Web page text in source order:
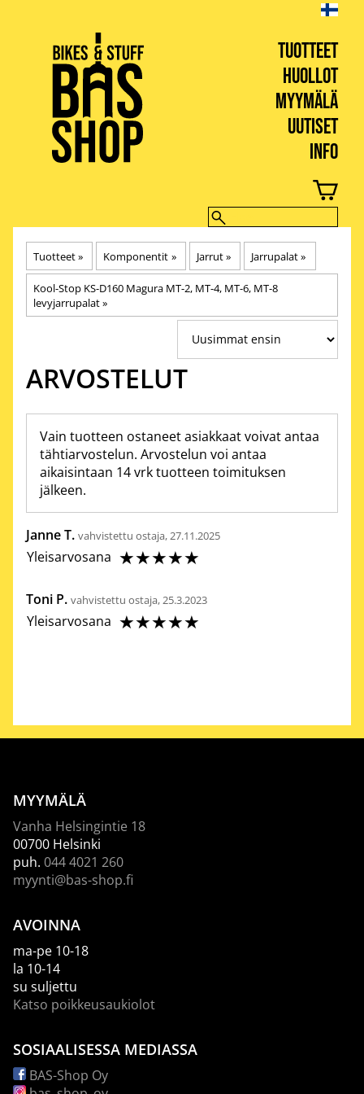
TUOTTEET
HUOLLOT
MYYMÄLÄ
UUTISET
INFO
BIKES & STUFF
Tuotteet‪» Komponentit ‪» Jarrut‪» Jarrupalat‪»
Kool-Stop KS-D160 Magura MT-2, MT-4, MT-6, MT-8
levyjarrupalat‪»
ARVOSTELUT
Vain tuotteen ostaneet asiakkaat voivat antaa
tähtiarvostelun. Arvostelun voi antaa
aikaisintaan 14 vrk tuotteen toimituksen
jälkeen.
Janne T. vahvistettu ostaja, 27.11.2025
Yleisarvosana ☆☆☆☆☆
Toni P. vahvistettu ostaja, 25.3.2023
Yleisarvosana ☆☆☆☆☆
MYYMÄLÄ
Vanha Helsingintie 18
00700 Helsinki
puh. 044 4021 260
myynti@bas-shop.fi
AVOINNA
ma-pe 10-18
la 10-14
su suljettu
Katso poikkeusaukiolot
SOSIAALISESSA MEDIASSA
BAS-Shop Oy